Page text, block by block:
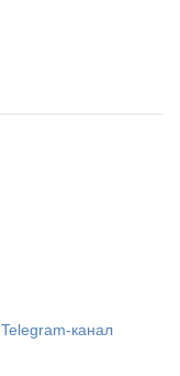
Telegram-канал